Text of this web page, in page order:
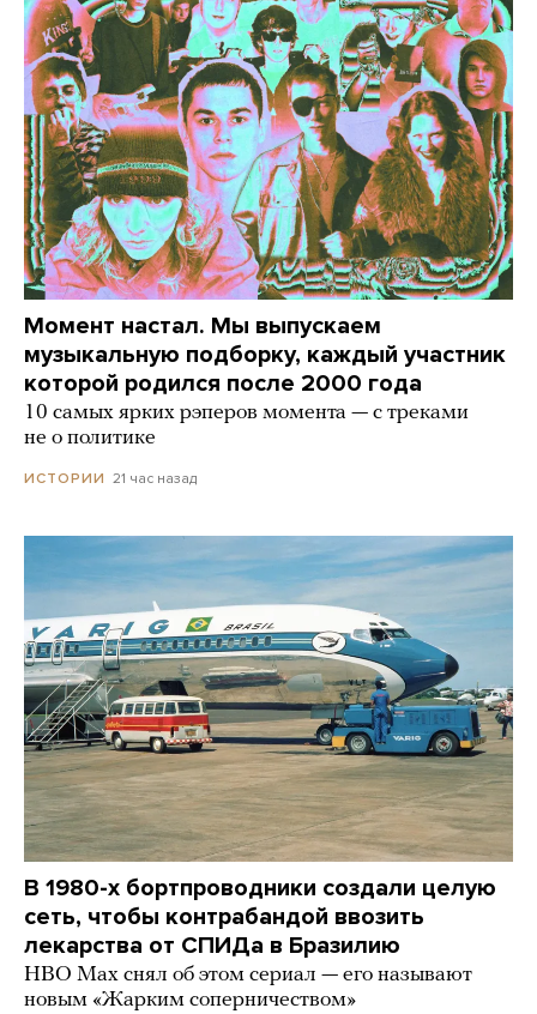
Момент настал. Мы выпускаем
музыкальную подборку, каждый участник
которой родился после 2000 года
10 самых ярких рэперов момента — с треками
не о политике
ИСТОРИИ 21 час назад
В 1980-х бортпроводники создали целую
сеть, чтобы контрабандой ввозить
лекарства от СПИДа в Бразилию
HBO Max снял об этом сериал — его называют
новым «Жарким соперничеством»